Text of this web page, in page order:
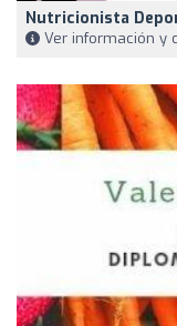
Nutricionista
Ver información y